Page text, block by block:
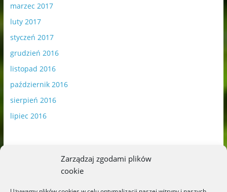
Zarządzaj zgodami plików
cookie
marzec 2017
luty 2017
styczeń 2017
grudzień 2016
listopad 2016
październik 2016
sierpień 2016
lipiec 2016